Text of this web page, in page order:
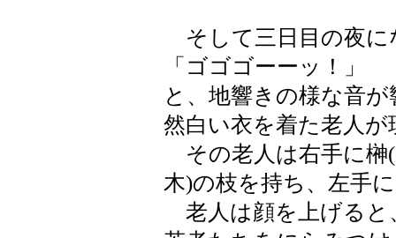
そして三日目の夜に
「ゴゴゴーーッ！」
と、地響きの様な音
然白い衣を着た老人
その老人は右手に榊
木)の枝を持ち、左手
老人は顔を上げると